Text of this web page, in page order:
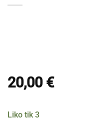
20,00 €
Liko tik 3